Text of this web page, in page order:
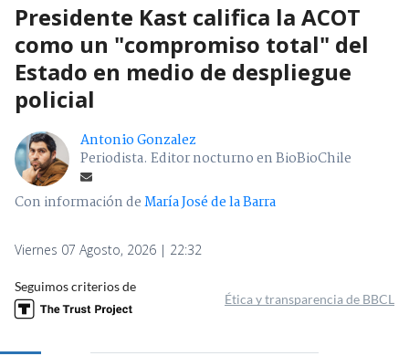
Presidente Kast califica la ACOT
como un "compromiso total" del
Estado en medio de despliegue
policial
Antonio Gonzalez
Periodista. Editor nocturno en BioBioChile
Con información deMaría José de la Barra
Viernes 07 Agosto, 2026 | 22:32
Seguimos criterios de
Ética y transparencia de BBCL